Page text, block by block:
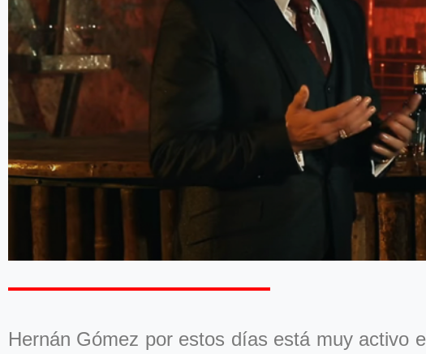
Hernán Gómez por estos días está muy activo